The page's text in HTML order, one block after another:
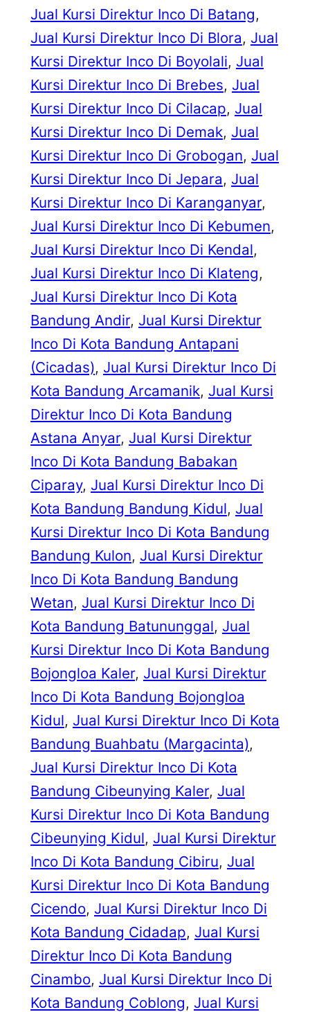
Jual Kursi Direktur Inco Di Batang
Jual Kursi Direktur Inco Di Blora, Jual
Kursi Direktur Inco Di Boyolali, Jual
Kursi Direktur Inco Di Brebes, Jual
Kursi Direktur Inco Di Cilacap, Jual
Kursi Direktur Inco Di Demak, Jual
Kursi Direktur Inco Di Grobogan, Jual
Kursi Direktur Inco Di Jepara, Jual
Kursi Direktur Inco Di Karanganyar
Jual Kursi Direktur Inco Di Kebumen
Jual Kursi Direktur Inco Di Kendal
Jual Kursi Direktur Inco Di Klateng
Jual Kursi Direktur Inco Di Kota
Bandung Andir, Jual Kursi Direktur
Inco Di Kota Bandung Antapani
(Cicadas), Jual Kursi Direktur Inco Di
Kota Bandung Arcamanik, Jual Kursi
Direktur Inco Di Kota Bandung
Astana Anyar, Jual Kursi Direktur
Inco Di Kota Bandung Babakan
Ciparay, Jual Kursi Direktur Inco Di
Kota Bandung Bandung Kidul, Jual
Kursi Direktur Inco Di Kota Bandung
Bandung Kulon, Jual Kursi Direktur
Inco Di Kota Bandung Bandung
Wetan, Jual Kursi Direktur Inco Di
Kota Bandung Batununggal, Jual
Kursi Direktur Inco Di Kota Bandung
Bojongloa Kaler, Jual Kursi Direktur
Inco Di Kota Bandung Bojongloa
Kidul, Jual Kursi Direktur Inco Di Kota
Bandung Buahbatu (Margacinta)
Jual Kursi Direktur Inco Di Kota
Bandung Cibeunying Kaler, Jual
Kursi Direktur Inco Di Kota Bandung
Cibeunying Kidul, Jual Kursi Direktur
Inco Di Kota Bandung Cibiru, Jual
Kursi Direktur Inco Di Kota Bandung
Cicendo, Jual Kursi Direktur Inco Di
Kota Bandung Cidadap, Jual Kursi
Direktur Inco Di Kota Bandung
Cinambo, Jual Kursi Direktur Inco Di
Kota Bandung Coblong, Jual Kursi